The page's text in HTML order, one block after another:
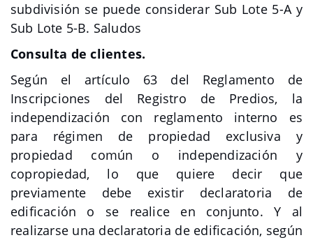
subdivisión se puede considerar Sub Lote 5-A y
Sub Lote 5-B. Saludos
Consulta de clientes.
Según el artículo 63 del Reglamento de
Inscripciones del Registro de Predios, la
independización con reglamento interno es
para régimen de propiedad exclusiva y
propiedad común o independización y
copropiedad, lo que quiere decir que
previamente debe existir declaratoria de
edificación o se realice en conjunto. Y al
realizarse una declaratoria de edificación, según